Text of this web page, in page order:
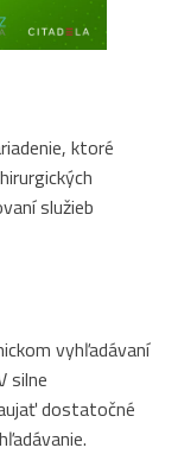
ktoré
služieb
vyhľadávaní
silne
dostatočné